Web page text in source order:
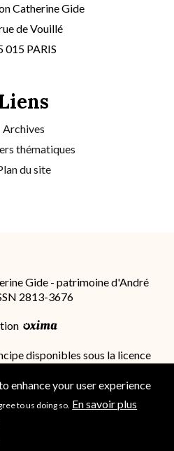
Catherine Gide
de Vouillé
015 PARIS
Archives
thématiques
du site
Gide - patrimoine d'André
2813-3676
disponibles sous la licence
SA 4.0); des conditions
peuvent s'appliquer.
enhance your user experience
to us doing so. En savoir plus